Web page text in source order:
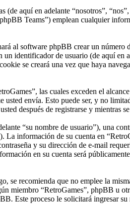
aquí en adelante “nosotros”,
Teams”) emplean cualquier
al software phpBB crear un número
identificador de usuario (de aquí
se creará una vez que haya
las cuales exceden el
envía. Esto puede ser, y no
después de registrarse y mientras
“su nombre de usuario”), una
información de su cuenta en
y su dirección de e-mail
en su cuenta será
se recomienda que no emplee la
miembro “RetroGames”, phpBB u
Este proceso le solicitará ingresar